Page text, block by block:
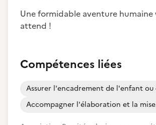
Une formidable aventure humaine
attend !
Compétences liées